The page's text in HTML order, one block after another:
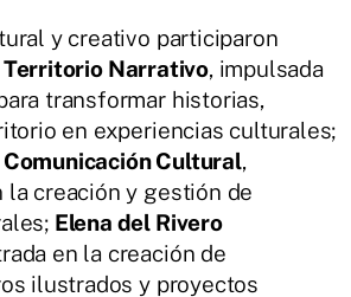
y creativo participaron
Territorio Narrativo, impulsada
transformar historias,
en experiencias culturales;
Cultural,
la creación y gestión de
Elena del Rivero
en la creación de
ilustrados y proyectos